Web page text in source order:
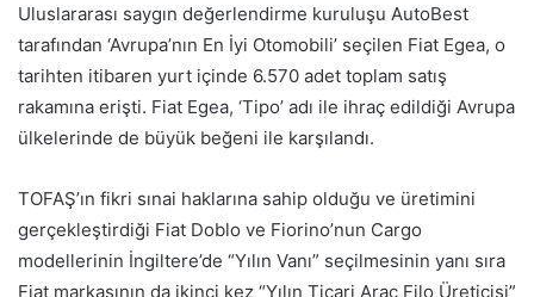
Uluslararası saygın değerlendirme kuruluşu AutoBest
tarafından ‘Avrupa’nın En İyi Otomobili’ seçilen Fiat Egea, o
tarihten itibaren yurt içinde 6.570 adet toplam satış
rakamına erişti. Fiat Egea, ‘Tipo’ adı ile ihraç edildiği Avrupa
ülkelerinde de büyük beğeni ile karşılandı.
TOFAŞ’ın fikri sınai haklarına sahip olduğu ve üretimini
gerçekleştirdiği Fiat Doblo ve Fiorino’nun Cargo
modellerinin İngiltere’de “Yılın Vanı” seçilmesinin yanı sıra
Fiat markasının da ikinci kez “Yılın Ticari Araç Filo Üreticisi”